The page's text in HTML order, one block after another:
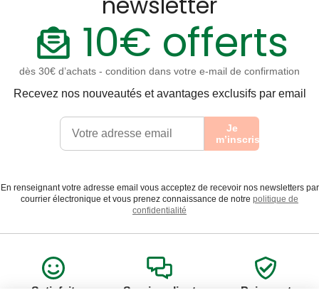
10€ offerts
dès 30€ d’achats - condition dans votre e-mail de confirmation
Recevez nos nouveautés et avantages exclusifs par email
Je
m’inscris
En renseignant votre adresse email vous acceptez de recevoir nos newsletters par
courrier électronique et vous prenez connaissance de notre politique de
confidentialité
Satisfait
Service client
Paiement